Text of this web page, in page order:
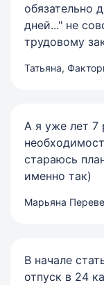
обязательно
дней..." не
трудовому
Татьяна,
А я уже лет 7
стараюсь
именно так)
Марьяна
В начале
отпуск в 24